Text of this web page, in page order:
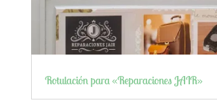
Rotulación para «Reparaciones JAIR»